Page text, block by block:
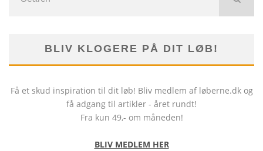
BLIV KLOGERE PÅ DIT LØB!
Få et skud inspiration til dit løb! Bliv medlem af løberne.dk og
få adgang til artikler - året rundt!
Fra kun 49,- om måneden!
BLIV MEDLEM HER